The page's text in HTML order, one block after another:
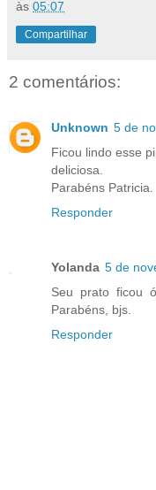
às 05:07
Compartilhar
2 comentários:
Unknown 5 de
Ficou lindo esse
deliciosa.
Parabéns Patricia.
Responder
Yolanda 5 de
Seu prato ficou
Parabéns, bjs.
Responder